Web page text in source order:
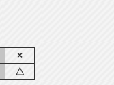
×
△